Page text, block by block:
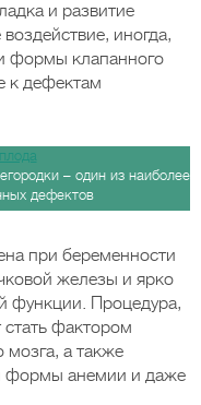
и развитие
иногда,
формы клапанного
к дефектам
– один из наиболее
дефектов
при беременности
железы и ярко
Процедура,
фактором
мозга, а также
формы анемии и даже